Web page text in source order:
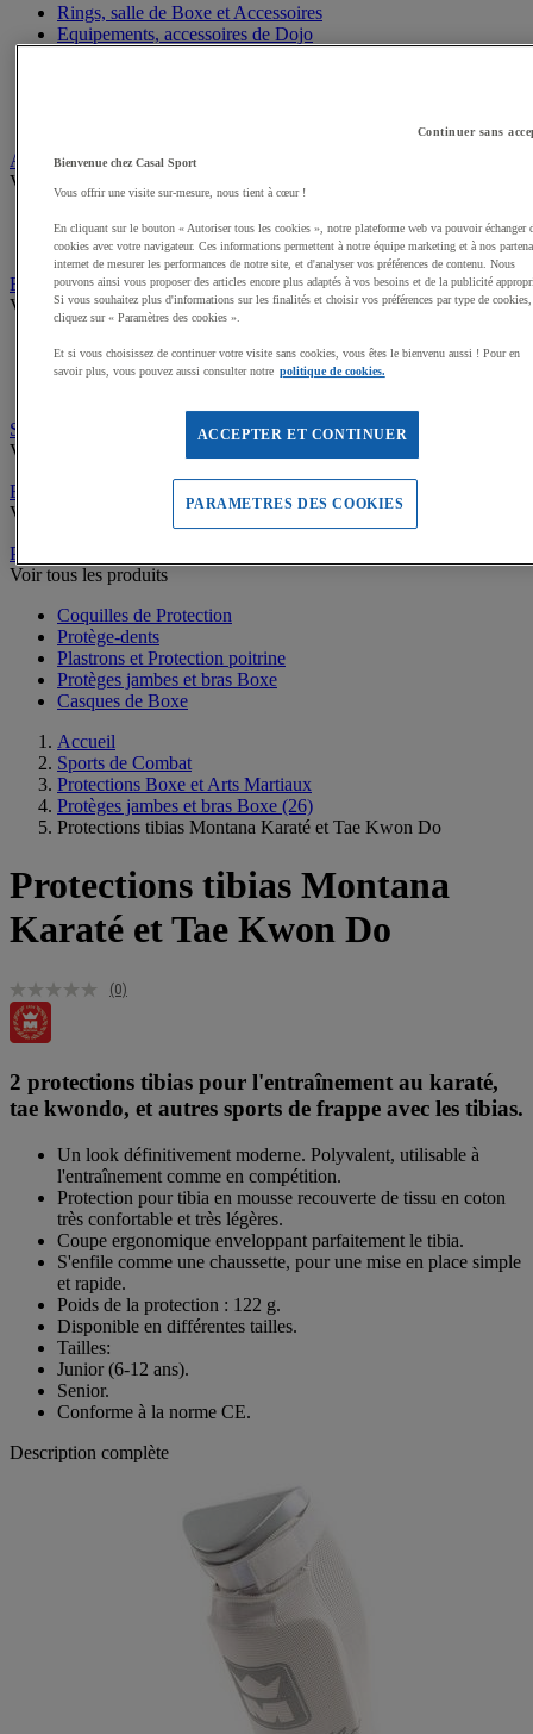
Rings, salle de Boxe et Accessoires
Equipements, accessoires de Dojo
Arts Martiaux
Voir tous les produits
Kimonos Arts Martiaux
Ceintures, Zoories Arts Martiaux
Boxe, MMA
Voir tous les produits
Gants de Boxe, MMA
Mitaines et sous gants de Boxe
Self défense, Krav Maga
Voir tous les produits
Escrime
Voir tous les produits
Protections Boxe et Arts Martiaux
Voir tous les produits
Coquilles de Protection
Protège-dents
Plastrons et Protection poitrine
Protèges jambes et bras Boxe
Casques de Boxe
Accueil
Sports de Combat
Protections Boxe et Arts Martiaux
Protèges jambes et bras Boxe (26)
Protections tibias Montana Karaté et Tae Kwon Do
Protections tibias Montana
Karaté et Tae Kwon Do
(0)
2 protections tibias pour l'entraînement au karaté,
tae kwondo, et autres sports de frappe avec les tibias.
Un look définitivement moderne. Polyvalent, utilisable à
l'entraînement comme en compétition.
Protection pour tibia en mousse recouverte de tissu en coton
très confortable et très légères.
Coupe ergonomique enveloppant parfaitement le tibia.
S'enfile comme une chaussette, pour une mise en place simple
et rapide.
Poids de la protection : 122 g.
Disponible en différentes tailles.
Tailles:
Junior (6-12 ans).
Senior.
Conforme à la norme CE.
Description complète
Continuer sans
Bienvenue chez Casal Sport
Vous offrir une visite sur-mesure, nous tient à cœur !
En cliquant sur le bouton « Autoriser tous les cookies », notre plateforme web va pouvoir échanger
cookies avec votre navigateur. Ces informations permettent à notre équipe marketing et à nos
internet de mesurer les performances de notre site, et d'analyser vos préférences de contenu. Nous
pouvons ainsi vous proposer des articles encore plus adaptés à vos besoins et de la publicité
Si vous souhaitez plus d'informations sur les finalités et choisir vos préférences par type de cookies,
cliquez sur « Paramètres des cookies ».
Et si vous choisissez de continuer votre visite sans cookies, vous êtes le bienvenu aussi ! Pour en
savoir plus, vous pouvez aussi consulter notre politique de cookies.
ACCEPTER ET CONTINUER
PARAMETRES DES COOKIES